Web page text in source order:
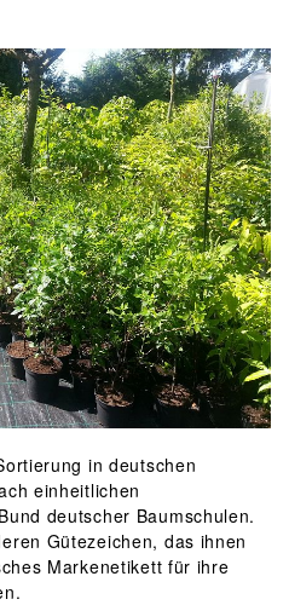
in deutschen
einheitlichen
deutscher Baumschulen.
Gütezeichen, das ihnen
Markenetikett für ihre